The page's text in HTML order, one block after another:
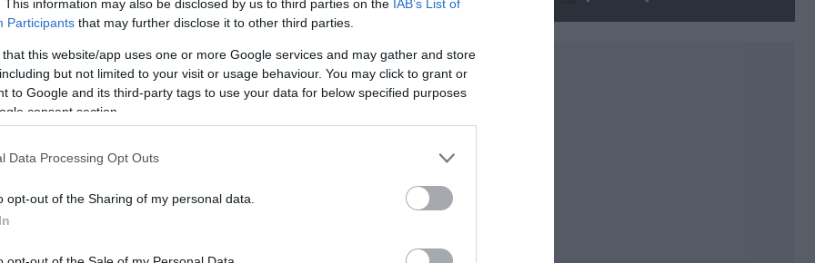
This information may also be disclosed by us to third parties on the IAB’s List of
Participants that may further disclose it to other third parties.
that this website/app uses one or more Google services and may gather and store
but not limited to your visit or usage behaviour. You may click to grant or
to Google and its third-party tags to use your data for below specified purposes
consent section.
Data Processing Opt Outs
opt-out of the Sharing of my personal data.
σε ανακοίνωση, σε μια αναφορά σε
Ντόναλντ Τραμπ προχώρησε
της αναστολής που είχε επιβάλει ο
Μπάιντεν στην παράδοση αυτών των
πληθυσμό, κυρίως σε πυκνοκατοικημένες
της Γάζας.